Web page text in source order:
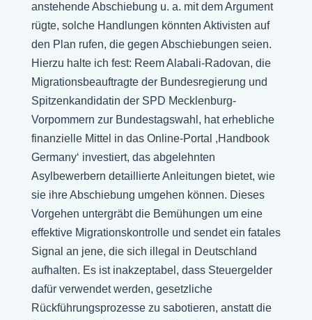
anstehende Abschiebung u. a. mit dem Argument
rügte, solche Handlungen könnten Aktivisten auf
den Plan rufen, die gegen Abschiebungen seien.
Hierzu halte ich fest: Reem Alabali-Radovan, die
Migrationsbeauftragte der Bundesregierung und
Spitzenkandidatin der SPD Mecklenburg-
Vorpommern zur Bundestagswahl, hat erhebliche
finanzielle Mittel in das Online-Portal ,Handbook
Germany‘ investiert, das abgelehnten
Asylbewerbern detaillierte Anleitungen bietet, wie
sie ihre Abschiebung umgehen können. Dieses
Vorgehen untergräbt die Bemühungen um eine
effektive Migrationskontrolle und sendet ein fatales
Signal an jene, die sich illegal in Deutschland
aufhalten. Es ist inakzeptabel, dass Steuergelder
dafür verwendet werden, gesetzliche
Rückführungsprozesse zu sabotieren, anstatt die